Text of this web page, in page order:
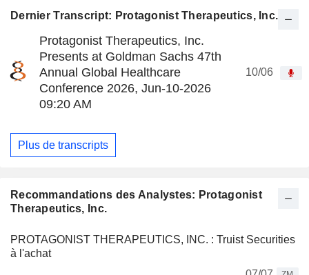
Dernier Transcript: Protagonist Therapeutics, Inc.
Protagonist Therapeutics, Inc.
Presents at Goldman Sachs 47th
Annual Global Healthcare
Conference 2026, Jun-10-2026
09:20 AM
10/06
Plus de transcripts
Recommandations des Analystes: Protagonist
Therapeutics, Inc.
PROTAGONIST THERAPEUTICS, INC. : Truist Securities
à l'achat